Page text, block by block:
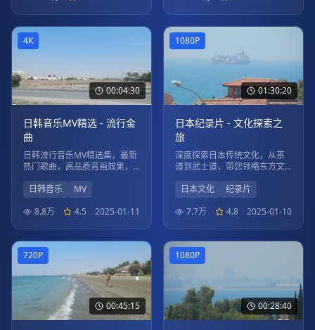
00:04:30
4K
日韩音乐MV精选 - 流行金
曲
日韩流行音乐MV精选集，最新
热门歌曲，高品质音画效果，
日韩音乐
MV
8.8万
4.5 2025-01-11
01:30:20
1080P
日本纪录片 - 文化探索之
旅
深度探索日本传统文化，从茶
道到武士道，带您领略东方文
日本文化
纪录片
7.7万
4.8 2025-01-10
00:45:15
720P
00:28:40
1080P